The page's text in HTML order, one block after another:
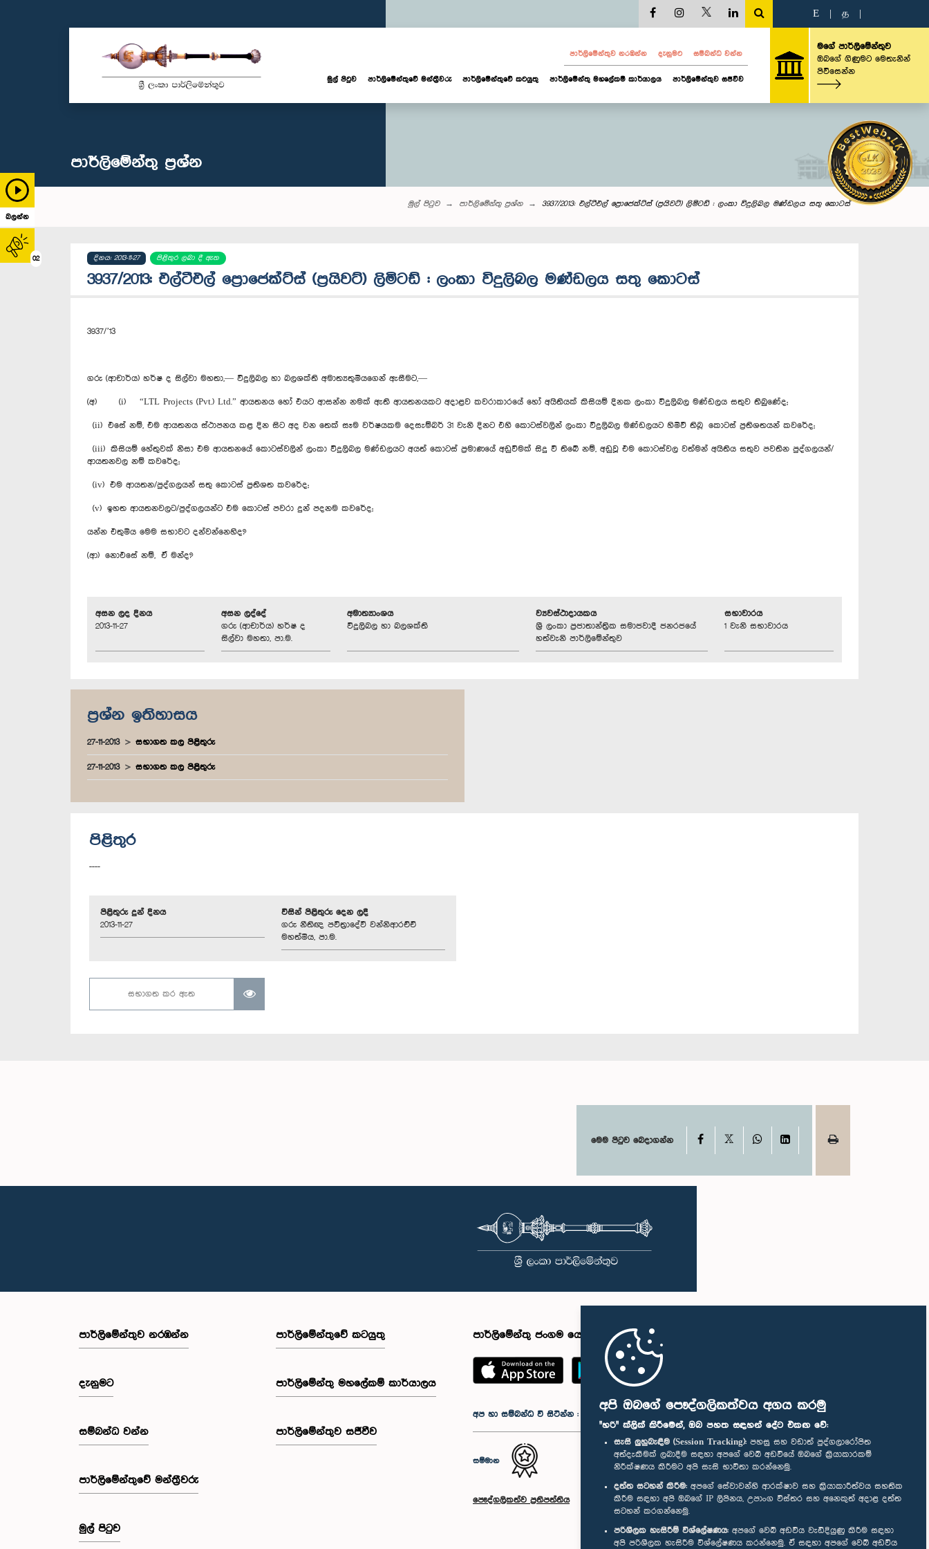
අපි ඔබගේ පෞද්ගලිකත්වය අගය කරමු
"හරි" ක්ලික් කිරීමෙන්, ඔබ පහත සඳහන් දේට එකඟ වේ:
සැසි ලුහුබැඳීම (Session Tracking): පහසු සහ වඩාත් පුද්ගලාරෝපිත
අත්දැකීමක් ලබාදීම සඳහා අපගේ වෙබ් අඩවියේ ඔබගේ ක්‍රියාකාරකම්
නිරීක්ෂණය කිරීමට අපි සැසි භාවිතා කරන්නෙමු.
දත්ත සටහන් කිරීම: අපගේ සේවාවන්හි ආරක්ෂාව සහ ක්‍රියාකාරීත්වය සහතික
කිරීම සඳහා අපි ඔබගේ IP ලිපිනය, උපාංග විස්තර සහ අනෙකුත් අදාළ දත්ත
සටහන් කරගන්නෙමු.
පරිශීලක හැසිරීම් විශ්ලේෂණය: අපගේ වෙබ් අඩවිය වැඩිදියුණු කිරීම සඳහා
අපි පරිශීලක හැසිරීම විශ්ලේෂණය කරන්නෙමු. ඒ සඳහා අපගේ වෙබ් අඩවිය
බලන්න
02
E த
පාර්ලි‌මේන්තුව නරඹන්න දැනුමට සම්බන්ධ වන්න
මුල් පිටුව පාර්ලි‌මේන්තුවේ මන්ත්‍රීවරු පාර්ලිමේන්තුවේ කටයුතු පාර්ලිමේන්තු මහලේකම් කාර්යාලය පාර්ලිමේන්තුව සජීවීව
මගේ පාර්ලිමේන්තුව
ඔබගේ ගිණුමට මෙතැනින්
පිවිසෙන්න
පාර්ලි‌මේන්තු‌ ප්‍රශ්න
මුල් පිටුව පාර්ලි‌මේන්තු‌ ප්‍රශ්න 3937/2013: එල්ටීඑල් ප්‍රොජෙක්ට්ස් (ප්‍රයිවට්) ලිමිටඩ් : ලංකා විදුලිබල මණ්ඩලය සතු කොටස්
දිනය: 2013-11-27 පිළිතුර ලබා දී ඇත
3937/2013: එල්ටීඑල් ප්‍රොජෙක්ට්ස් (ප්‍රයිවට්) ලිමිටඩ් : ලංකා විදුලිබල මණ්ඩලය සතු කොටස්
3937/’13
ගරු (ආචාර්ය) හර්ෂ ද සිල්වා මහතා,— විදුලිබල හා බලශක්ති අමාත්‍යතුමියගෙන් ඇසීමට,—
(අ) (i) “LTL Projects (Pvt.) Ltd.” ආයතනය හෝ එයට ආසන්න නමක් ඇති ආයතනයකට අදාළව කවරාකාරයේ හෝ අයිතියක් කිසියම් දිනක ලංකා විදුලිබල මණ්ඩලය සතුව ති‍බුණේද;
(ii) එසේ නම්, එම ආයතනය ස්ථාපනය කළ දින සිට අද වන තෙක් සෑම වර්ෂයකම දෙසැම්බර් 31 වැනි දිනට එහි කොටස්වලින් ලංකා විදුලිබල මණ්ඩලයට හිමිවී තිබූ කොටස් ප්‍රතිශතයන් කවරේද;
(iii) කිසියම් හේතුවක් නිසා එම ආයතනයේ කොටස්වලින් ලංකා විදුලිබල මණ්ඩලයට අයත් කොටස් ප්‍රමාණයේ අඩුවීමක් සිදු වී තිබේ නම්, අඩුවූ එම කොටස්වල වත්මන් අයිතිය සතුව පවතින පුද්ගලයන්/
ආයතනවල නම් කවරේද;
(iv) එම ආයතන/පුද්ගලයන් සතු කොටස් ප්‍රතිශත කවරේද;
(v) ඉහත ආයතනවලට/පුද්ගලයන්ට එම කොටස් පවරා දුන් පදනම කවරේද;
යන්න එතුමිය මෙම සභාවට දන්වන්නෙහිද?
(ආ) නොඑසේ නම්, ඒ මන්ද?
අසන ලද දිනය
2013-11-27
අසන ලද්දේ
ගරු (ආචාර්ය) හර්ෂ ද
සිල්වා මහතා, පා.ම.
අමාත්‍යාංශය
විදුලිබල හා බලශක්ති
ව්‍යවස්ථාදායකය
ශ්‍රී ලංකා ප්‍රජාතාන්ත්‍රික සමාජවාදී ජනරජයේ
හත්වැනි පාර්ලිමේන්තුව
සභාවාරය
1 වැනි සභාවාරය
ප්‍රශ්න ඉතිහාසය
27-11-2013 සභාගත කල පිළිතුරු
27-11-2013 සභාගත කල පිළිතුරු
පිළිතුර
----
පිළිතුරු දුන් දිනය
2013-11-27
විසින් පිළිතුරු දෙන ලදී
ගරු නීතිඥ පවිත්‍රාදේවී වන්නිආරච්චි
මහත්මිය, පා.ම.
සභාගත කර ඇත
මෙම පිටුව බෙදාගන්න Facebook WhatsAppLinkedIn
පාර්ලි‌මේන්තුව නරඹන්න
දැනුමට
සම්බන්ධ වන්න
පාර්ලි‌මේන්තුවේ මන්ත්‍රීවරු
මුල් පිටුව
පාර්ලිමේන්තුවේ කටයුතු
පාර්ලිමේන්තු මහලේකම් කාර්යාලය
පාර්ලිමේන්තුව සජීවීව
පාර්ලිමේන්තු ජංගම යෙදුම
අප හා සම්බන්ධ වී සිටින්න :
සම්මාන
පෞද්ගලිකත්ව ප්‍රතිපත්තිය